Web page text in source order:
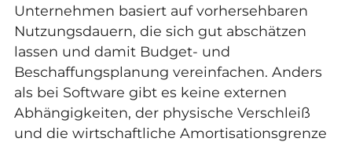
Unternehmen basiert auf vorhersehbaren
Nutzungsdauern, die sich gut abschätzen
lassen und damit Budget- und
Beschaffungsplanung vereinfachen. Anders
als bei Software gibt es keine externen
Abhängigkeiten, der physische Verschleiß
und die wirtschaftliche Amortisationsgrenze